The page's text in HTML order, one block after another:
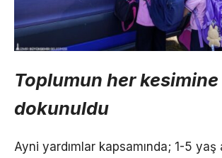
Toplumun her kesimine
dokunuldu
Ayni yardımlar kapsamında; 1-5 yaş